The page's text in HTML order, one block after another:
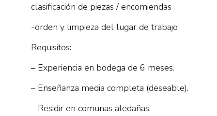
clasificación de piezas / encomiendas
-orden y limpieza del lugar de trabajo
Requisitos:
– Experiencia en bodega de 6 meses.
– Enseñanza media completa (deseable).
– Residir en comunas aledañas.